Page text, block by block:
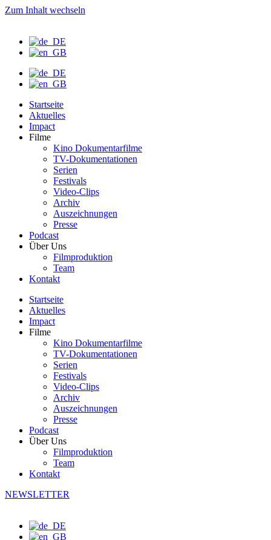
Zum Inhalt wechseln
Startseite
Aktuelles
Impact
Filme
Kino Dokumentarfilme
TV-Dokumentationen
Serien
Festivals
Video-Clips
Archiv
Auszeichnungen
Presse
Podcast
Über Uns
Filmproduktion
Team
Kontakt
Startseite
Aktuelles
Impact
Filme
Kino Dokumentarfilme
TV-Dokumentationen
Serien
Festivals
Video-Clips
Archiv
Auszeichnungen
Presse
Podcast
Über Uns
Filmproduktion
Team
Kontakt
NEWSLETTER